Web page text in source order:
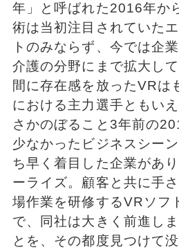
年」と呼ばれた2016年か
術は当初注目されていた
トのみならず、今では企
介護の分野にまで拡大し
間に存在感を放ったVRは
における主力選手ともいえ
さかのぼること3年前の
少なかったビジネスシー
ち早く着目した企業があ
ーライズ。顧客と共に手
場作業を研修するVRソフ
で、同社は大きく前進し
とを、その都度見つけて